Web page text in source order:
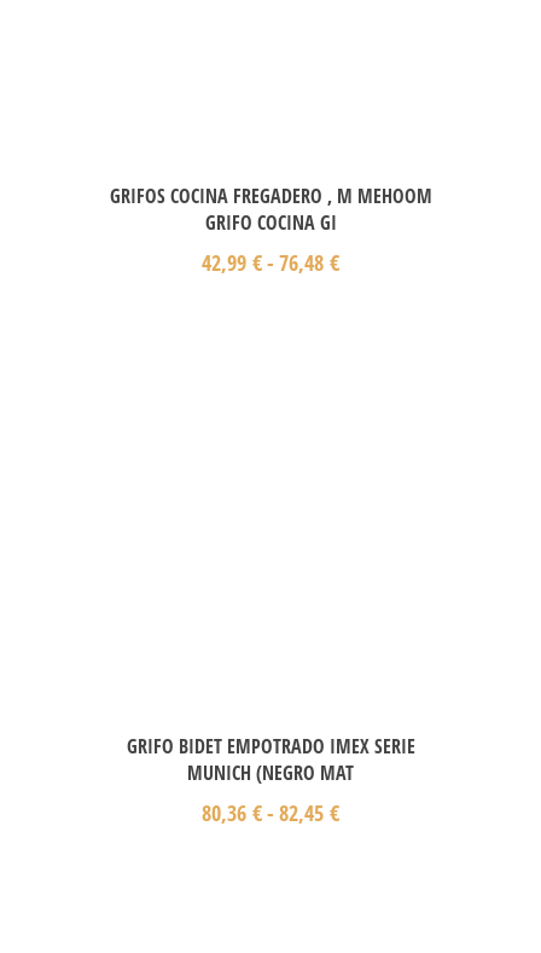
GRIFOS COCINA FREGADERO , M MEHOOM
GRIFO COCINA GI
42,99 €- 76,48 €
GRIFO BIDET EMPOTRADO IMEX SERIE
MUNICH (NEGRO MAT
80,36 €- 82,45 €